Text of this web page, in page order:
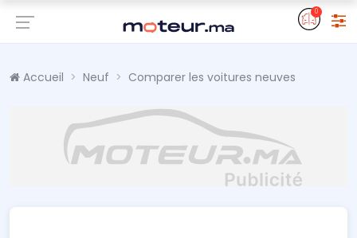
0
Accueil Neuf Comparer les voitures neuves